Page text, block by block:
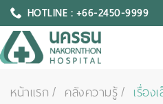
HOTLINE : +66-2450-9999
หน้าแรก คลังความรู้ เรื่อ